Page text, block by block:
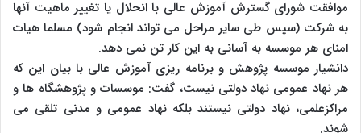
موافقت شورای گسترش آموزش عالی با انحلال یا تغییر ماهیت آنها
به شرکت (سپس طی سایر مراحل می تواند انجام شود) مسلما هیات
امنای هر موسسه به آسانی به این کار تن نمی دهد.
دانشیار موسسه پژوهش و برنامه ریزی آموزش عالی با بیان این که
هر نهاد عمومی نهاد دولتی نیست، گفت: موسسات و پژوهشگاه ها و
مراکزعلمی، نهاد دولتی نیستند بلکه نهاد عمومی و مدنی تلقی می
شوند.